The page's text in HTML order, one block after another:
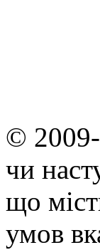
© 2009-
чи
що
умов